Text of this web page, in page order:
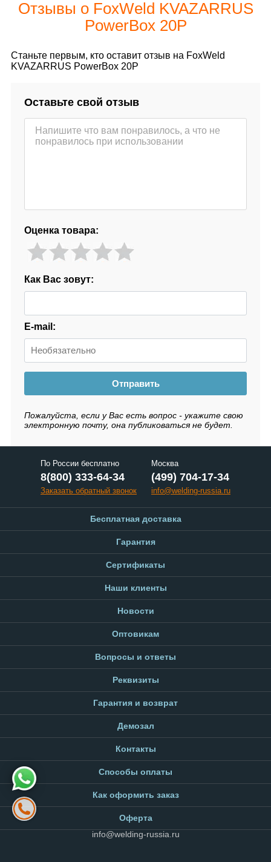
Отзывы о FoxWeld KVAZARRUS
PowerBox 20P
Станьте первым, кто оставит отзыв на FoxWeld
KVAZARRUS PowerBox 20P
Оставьте свой отзыв
Оценка товара:
Как Вас зовут:
E-mail:
Отправить
Пожалуйста, если у Вас есть вопрос - укажите свою
электронную почту, она публиковаться не будет.
По России бесплатно
8(800) 333-64-34
Заказать обратный звонок
Москва
(499) 704-17-34
info@welding-russia.ru
Бесплатная доставка
Гарантия
Сертификаты
Наши клиенты
Новости
Оптовикам
Вопросы и ответы
Реквизиты
Гарантия и возврат
Демозал
Контакты
Способы оплаты
Как оформить заказ
Оферта
info@welding-russia.ru